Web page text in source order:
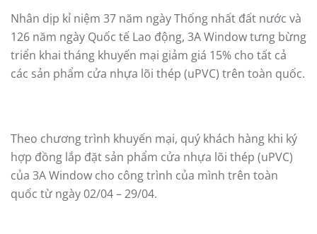
Nhân dịp kỉ niệm 37 năm ngày Thống nhất đất nước và
126 năm ngày Quốc tế Lao động, 3A Window tưng bừng
triển khai tháng khuyến mại giảm giá 15% cho tất cả
các sản phẩm cửa nhựa lõi thép (uPVC) trên toàn quốc.
Theo chương trình khuyến mại, quý khách hàng khi ký
hợp đồng lắp đặt sản phẩm cửa nhựa lõi thép (uPVC)
của 3A Window cho công trình của mình trên toàn
quốc từ ngày 02/04 – 29/04.